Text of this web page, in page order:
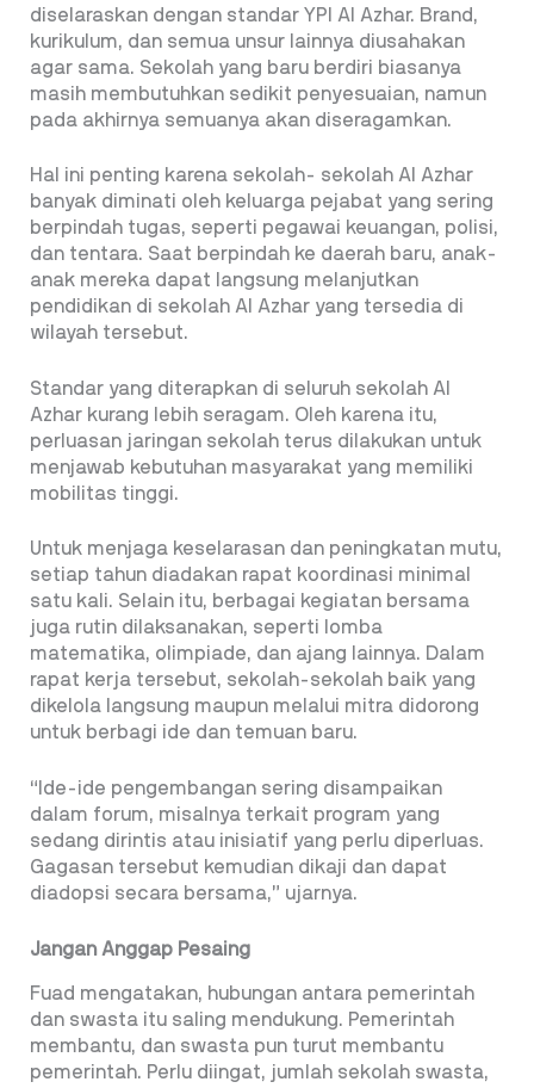
diselaraskan dengan standar YPI Al Azhar. Brand,
kurikulum, dan semua unsur lainnya diusahakan
agar sama. Sekolah yang baru berdiri biasanya
masih membutuhkan sedikit penyesuaian, namun
pada akhirnya semuanya akan diseragamkan.
Hal ini penting karena sekolah- sekolah Al Azhar
banyak diminati oleh keluarga pejabat yang sering
berpindah tugas, seperti pegawai keuangan, polisi,
dan tentara. Saat berpindah ke daerah baru, anak-
anak mereka dapat langsung melanjutkan
pendidikan di sekolah Al Azhar yang tersedia di
wilayah tersebut.
Standar yang diterapkan di seluruh sekolah Al
Azhar kurang lebih seragam. Oleh karena itu,
perluasan jaringan sekolah terus dilakukan untuk
menjawab kebutuhan masyarakat yang memiliki
mobilitas tinggi.
Untuk menjaga keselarasan dan peningkatan mutu,
setiap tahun diadakan rapat koordinasi minimal
satu kali. Selain itu, berbagai kegiatan bersama
juga rutin dilaksanakan, seperti lomba
matematika, olimpiade, dan ajang lainnya. Dalam
rapat kerja tersebut, sekolah-sekolah baik yang
dikelola langsung maupun melalui mitra didorong
untuk berbagi ide dan temuan baru.
“Ide-ide pengembangan sering disampaikan
dalam forum, misalnya terkait program yang
sedang dirintis atau inisiatif yang perlu diperluas.
Gagasan tersebut kemudian dikaji dan dapat
diadopsi secara bersama,” ujarnya.
Jangan Anggap Pesaing
Fuad mengatakan, hubungan antara pemerintah
dan swasta itu saling mendukung. Pemerintah
membantu, dan swasta pun turut membantu
pemerintah. Perlu diingat, jumlah sekolah swasta,